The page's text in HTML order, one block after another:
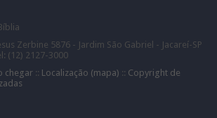
Zerbine 5876 - Jardim São Gabriel - Jacareí-SP
(12) 2127-3000
chegar:: Localização (mapa) :: Copyright de